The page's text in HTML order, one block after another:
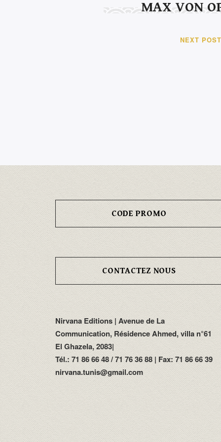
MAX VON
NEXT POST
CODE PROMO
CONTACTEZ NOUS
Nirvana Editions | Avenue de La
Communication, Résidence Ahmed, villa n°61
El Ghazela, 2083|
Tél.: 71 86 66 48 / 71 76 36 88 | Fax: 71 86 66 39
nirvana.tunis@gmail.com